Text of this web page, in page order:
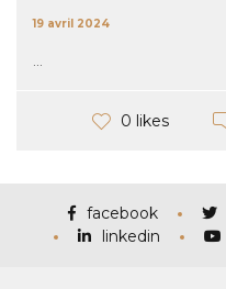
19 avril 2024
...
0 likes
facebook
linkedin